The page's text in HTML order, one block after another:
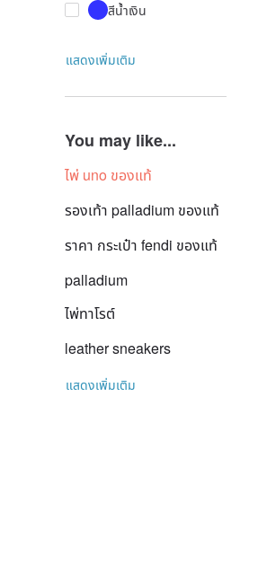
สีน้ำเงิน
แสดงเพิ่มเติม
You may like...
ไพ่ uno ของแท้
รองเท้า palladium ของแท้
ราคา กระเป๋า fendi ของแท้
palladium
ไพ่ทาโรต์
leather sneakers
แสดงเพิ่มเติม